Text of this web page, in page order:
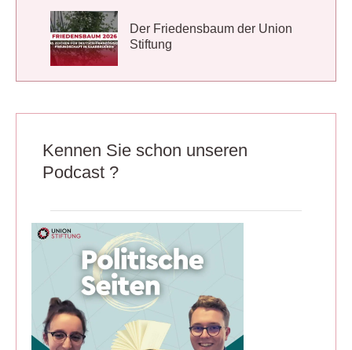
Der Friedensbaum der Union
Stiftung
Kennen Sie schon unseren
Podcast ?